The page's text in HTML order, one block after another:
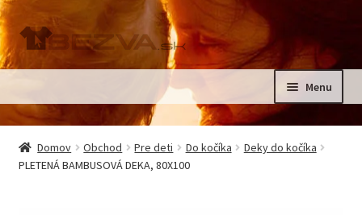
Preskočiť
na
navigáciu
Preskočiť
na
obsah
Menu
Domov
Pre deti
Domov Obchod Pre deti Do kočíka
Deky do kočíka
PLETENÁ BAMBUSOVÁ DEKA, 80X100